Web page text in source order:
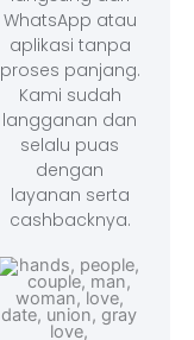
WhatsApp atau
aplikasi tanpa
proses panjang.
Kami sudah
langganan dan
selalu puas
dengan
layanan serta
cashbacknya.